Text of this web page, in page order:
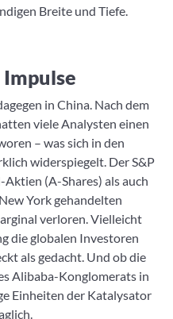
Breite und Tiefe.
in China. Nach dem
viele Analysten einen
– was sich in den
widerspiegelt. Der S&P
(A-Shares) als auch
York gehandelten
verloren. Vielleicht
die globalen Investoren
als gedacht. Und ob die
Alibaba-Konglomerats in
Einheiten der Katalysator